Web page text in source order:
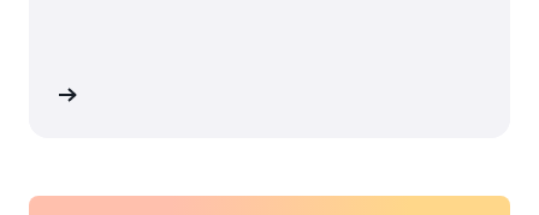
洛杉磯，加利福尼亞州
明尼亞波利斯，明尼蘇